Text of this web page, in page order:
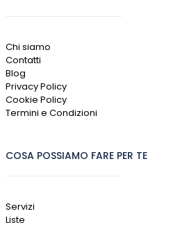
Chi siamo
Contatti
Blog
Privacy Policy
Cookie Policy
Termini e Condizioni
COSA POSSIAMO FARE PER TE
Servizi
Liste